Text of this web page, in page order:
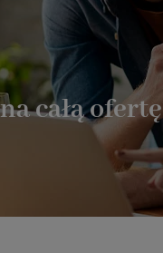
całą ofertę